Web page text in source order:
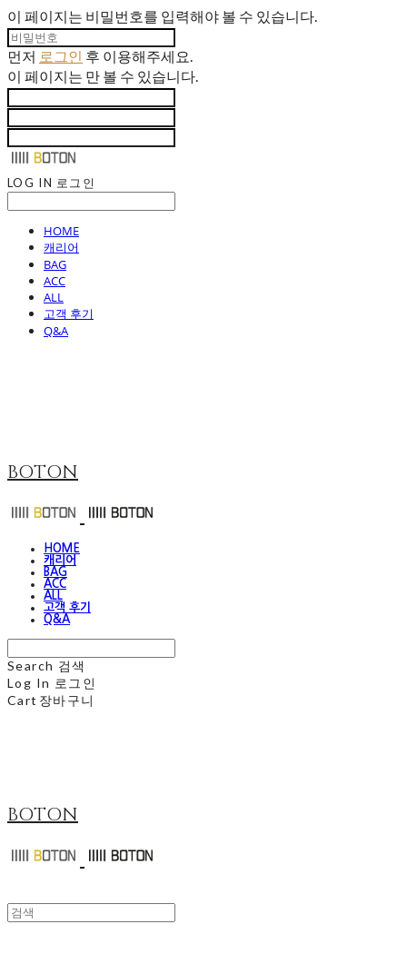
이 페이지는 비밀번호를 입력해야 볼 수 있습니다.
먼저 로그인 후 이용해주세요.
이 페이지는 만 볼 수 있습니다.
LOG IN 로그인
HOME
캐리어
BAG
ACC
ALL
고객 후기
Q&A
BOTON
HOME
캐리어
BAG
ACC
ALL
고객 후기
Q&A
Search 검색
Log In 로그인
Cart 장바구니
BOTON